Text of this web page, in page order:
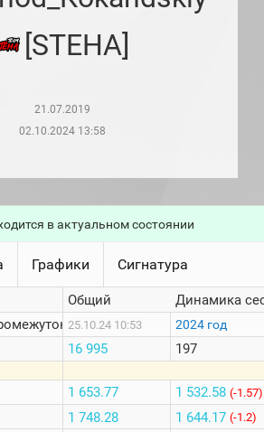
[STEHA]
21.07.2019
02.10.2024 13:58
в актуальном состоянии
Графики Сигнатура
Общий
25.10.24 10:53
16 995
1 653.77
1 748.28
Динамика
2024 год
197
1 532.58 (-1.57)
1 644.17 (-1.2)